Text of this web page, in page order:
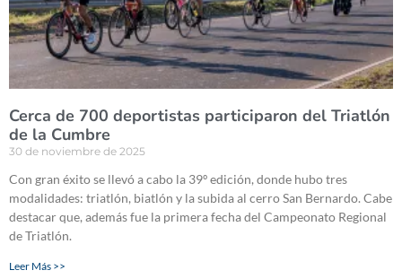
Cerca de 700 deportistas participaron del Triatlón
de la Cumbre
30 de noviembre de 2025
Con gran éxito se llevó a cabo la 39º edición, donde hubo tres
modalidades: triatlón, biatlón y la subida al cerro San Bernardo. Cabe
destacar que, además fue la primera fecha del Campeonato Regional
de Triatlón.
Leer Más >>